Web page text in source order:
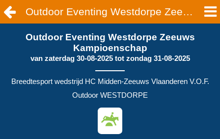
Outdoor Eventing Westdorpe Zeeuws Kampioenschap | WESTDORPE
Outdoor Eventing Westdorpe Zeeuws
Kampioenschap
van zaterdag 30-08-2025tot zondag 31-08-2025
Breedtesport wedstrijd HC Midden-Zeeuws Vlaanderen V.O.F.
Outdoor WESTDORPE